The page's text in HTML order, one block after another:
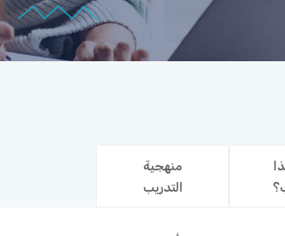
منهجية
التدريب